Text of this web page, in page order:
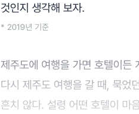
것인지 생각해 보자.
* 2019년 기준
제주도에 여행을 가면 호텔이든
다시 제주도 여행을 갈 때, 묵었
흔치 않다. 설령 어떤 호텔이 마